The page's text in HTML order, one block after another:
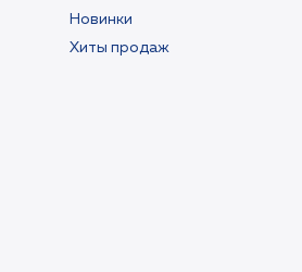
Новинки
Хиты продаж